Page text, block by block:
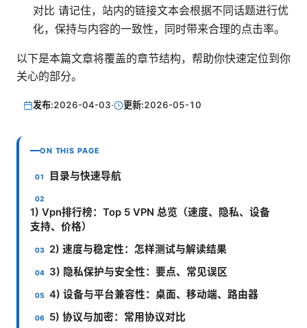
对比 请记住，站内的链接文本会根据不同话题进行优
化，保持与内容的一致性，同时带来合理的点击率。
以下是本篇文章将覆盖的章节结构，帮助你快速定位到你
关心的部分。
发布:2026-04-03· 更新:2026-05-10
ON THIS PAGE
目录与快速导航
1) Vpn排行榜：Top 5 VPN 总览（速度、隐私、设备
支持、价格）
2) 速度与稳定性：怎样测试与解读结果
3) 隐私保护与安全性：要点、常见误区
4) 设备与平台兼容性：桌面、移动端、路由器
5) 协议与加密：常用协议对比